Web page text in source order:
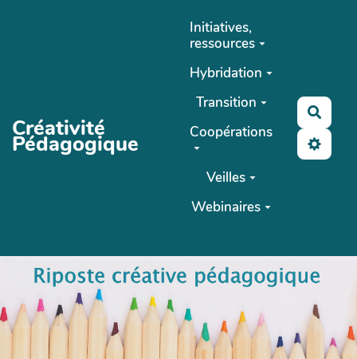
Créativité
Pédagogique
Initiatives,
ressources
Hybridation
Transition
Coopérations
Veilles
Webinaires